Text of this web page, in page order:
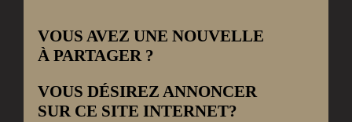
VOUS AVEZ UNE NOUVELLE
À PARTAGER ?
VOUS DÉSIREZ ANNONCER
SUR CE SITE INTERNET?